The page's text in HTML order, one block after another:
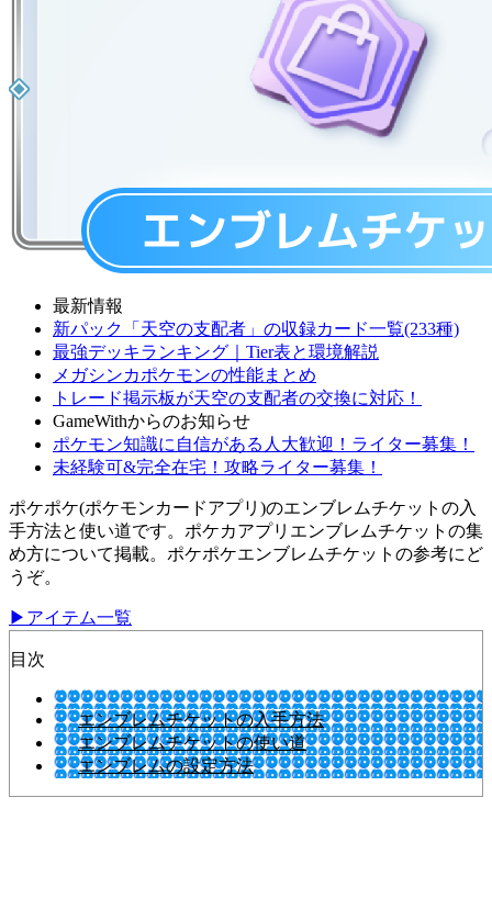
最新情報
新パック「天空の支配者」の収録カード一覧(233種)
最強デッキランキング｜Tier表と環境解説
メガシンカポケモンの性能まとめ
トレード掲示板が天空の支配者の交換に対応！
GameWithからのお知らせ
ポケモン知識に自信がある人大歓迎！ライター募集！
未経験可&完全在宅！攻略ライター募集！
ポケポケ(ポケモンカードアプリ)のエンブレムチケットの入
手方法と使い道です。ポケカアプリエンブレムチケットの集
め方について掲載。ポケポケエンブレムチケットの参考にど
うぞ。
▶アイテム一覧
目次
エンブレムチケットの入手方法
エンブレムチケットの使い道
エンブレムの設定方法